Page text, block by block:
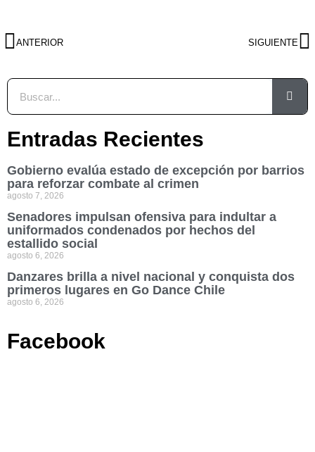
ANTERIOR SIGUIENTE
Entradas Recientes
Gobierno evalúa estado de excepción por barrios
para reforzar combate al crimen
agosto 7, 2026
Senadores impulsan ofensiva para indultar a
uniformados condenados por hechos del
estallido social
agosto 6, 2026
Danzares brilla a nivel nacional y conquista dos
primeros lugares en Go Dance Chile
agosto 6, 2026
Facebook